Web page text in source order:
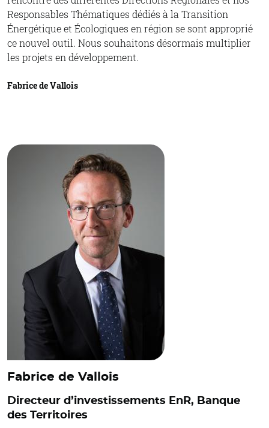
Responsables Thématiques dédiés à la Transition
Énergétique et Écologiques en région se sont approprié
ce nouvel outil. Nous souhaitons désormais multiplier
les projets en développement.
Fabrice de Vallois
Fabrice de Vallois
Directeur d’investissements EnR, Banque
des Territoires